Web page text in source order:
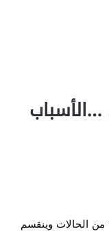
الدم الأبيض الحاد ويشكل 80% من الحالات وينقسم